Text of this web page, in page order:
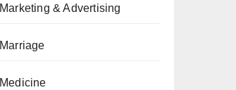
Marketing & Advertising
Marriage
Medicine